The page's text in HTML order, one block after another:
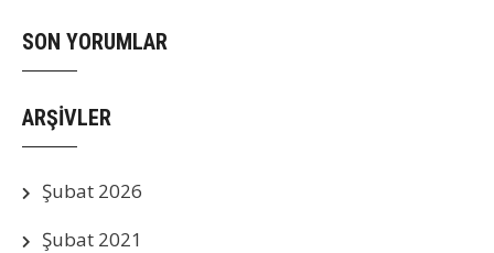
SON YORUMLAR
ARŞIVLER
Şubat 2026
Şubat 2021